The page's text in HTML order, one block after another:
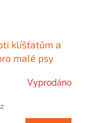
klíšťatům a
malé psy
Vyprodáno